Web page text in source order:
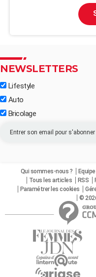
NEWSLETTERS
Lifestyle
Auto
Bricolage
Qui sommes-nous ? Equipe
Tous les articles
RSS
Paramétrer les cookies
©